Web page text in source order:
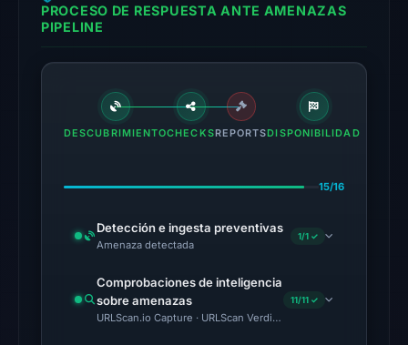
engines
the
on
May
UTC.
blocklists:
1
PROCESO DE RESPUESTA ANTE AMENAZAS
PIPELINE
DESCUBRIMIENTOCHECKSREPORTSDISPONIBILIDAD
15/16
Detección e ingesta preventivas
Amenaza detectada
1/1 ✓
Comprobaciones de inteligencia
sobre amenazas
URLScan.io Capture · URLScan Verdict · Cloudflare Radar
11/11 ✓